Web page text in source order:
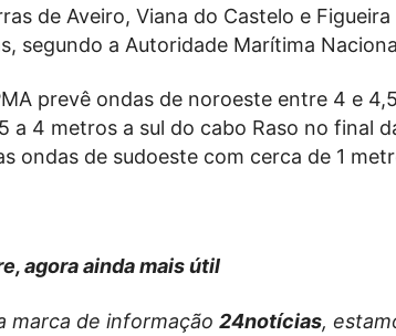
de Aveiro, Viana do Castelo e Figueira
segundo a Autoridade Marítima
prevê ondas de noroeste entre 4 e 4,5
a 4 metros a sul do cabo Raso no final
ondas de sudoeste com cerca de 1
agora ainda mais útil
marca de informação 24notícias,